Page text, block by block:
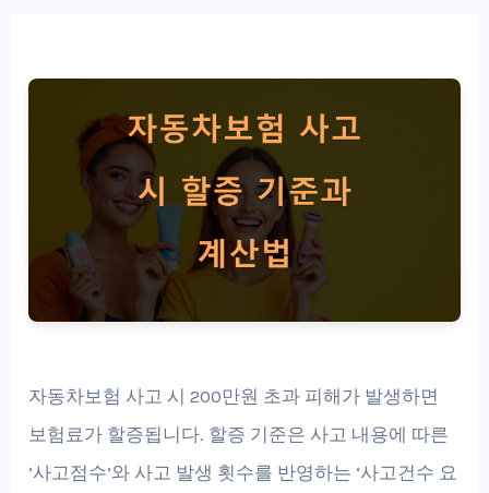
자동차보험 사고 시 200만원 초과 피해가 발생하면
보험료가 할증됩니다. 할증 기준은 사고 내용에 따른
‘사고점수’와 사고 발생 횟수를 반영하는 ‘사고건수 요